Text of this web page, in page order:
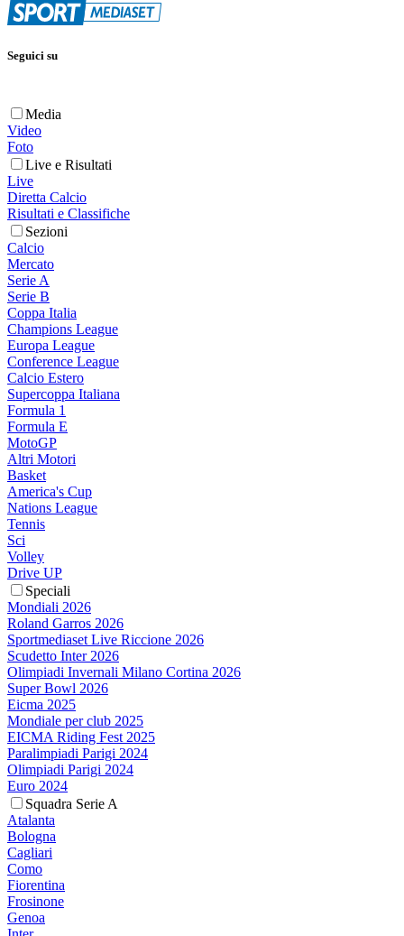
Seguici su
Media
Video
Foto
Live e Risultati
Live
Diretta Calcio
Risultati e Classifiche
Sezioni
Calcio
Mercato
Serie A
Serie B
Coppa Italia
Champions League
Europa League
Conference League
Calcio Estero
Supercoppa Italiana
Formula 1
Formula E
MotoGP
Altri Motori
Basket
America's Cup
Nations League
Tennis
Sci
Volley
Drive UP
Speciali
Mondiali 2026
Roland Garros 2026
Sportmediaset Live Riccione 2026
Scudetto Inter 2026
Olimpiadi Invernali Milano Cortina 2026
Super Bowl 2026
Eicma 2025
Mondiale per club 2025
EICMA Riding Fest 2025
Paralimpiadi Parigi 2024
Olimpiadi Parigi 2024
Euro 2024
Squadra Serie A
Atalanta
Bologna
Cagliari
Como
Fiorentina
Frosinone
Genoa